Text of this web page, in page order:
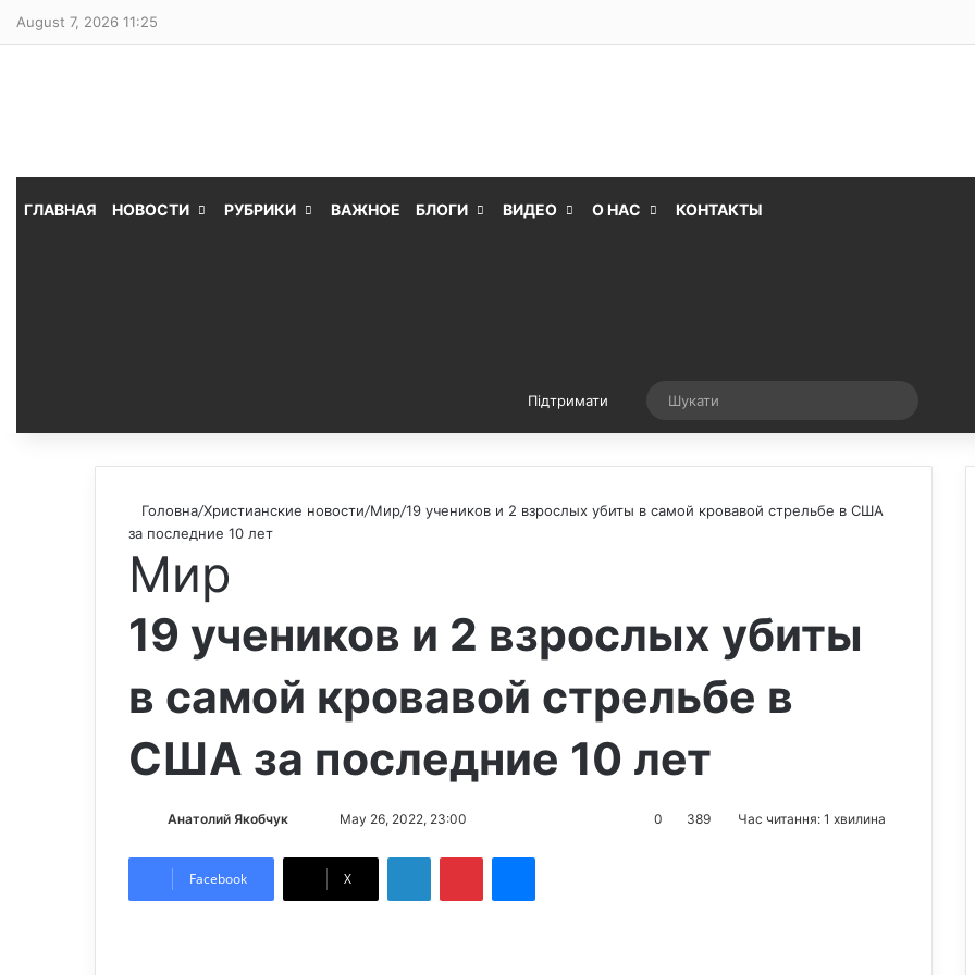
August 7, 2026 11:25
ГЛАВНАЯ НОВОСТИ РУБРИКИ ВАЖНОЕ БЛОГИ ВИДЕО О НАС КОНТАКТЫ
Підтримати Випадкова стаття
Головна/Христианские новости/Мир/19 учеников и 2 взрослых убиты в самой кровавой стрельбе в США
за последние 10 лет
Мир
19 учеников и 2 взрослых убиты
в самой кровавой стрельбе в
США за последние 10 лет
Анатолий Якобчук
l d
May 26, 2022, 23:00 0 389 Час читання: 1 хвилина
Facebook X